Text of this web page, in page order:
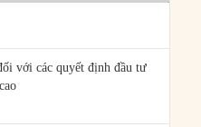
với các quyết định đầu tư